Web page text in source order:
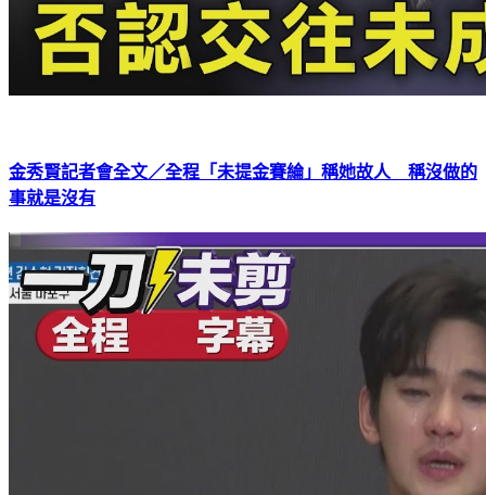
事就是沒有